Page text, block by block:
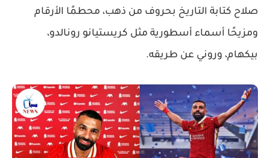
صلاح كتابة التاريخ بحروف من ذهب، محطمًا الأرقام
ومزيحًا أسماء أسطورية مثل كريستيانو رونالدو،
بيكهام، وروني عن طريقه.